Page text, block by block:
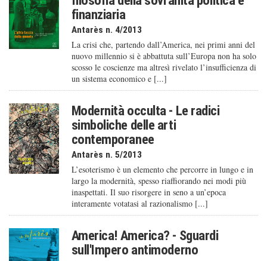
finanziaria
Antarès n. 4/2013
La crisi che, partendo dall’America, nei primi anni del
nuovo millennio si è abbattuta sull’Europa non ha solo
scosso le coscienze ma altresì rivelato l’insufficienza di
un sistema economico e [...]
Modernità occulta - Le radici
simboliche delle arti
contemporanee
Antarès n. 5/2013
L’esoterismo è un elemento che percorre in lungo e in
largo la modernità, spesso riaffiorando nei modi più
inaspettati. Il suo risorgere in seno a un’epoca
interamente votatasi al razionalismo [...]
America! America? - Sguardi
sull'Impero antimoderno